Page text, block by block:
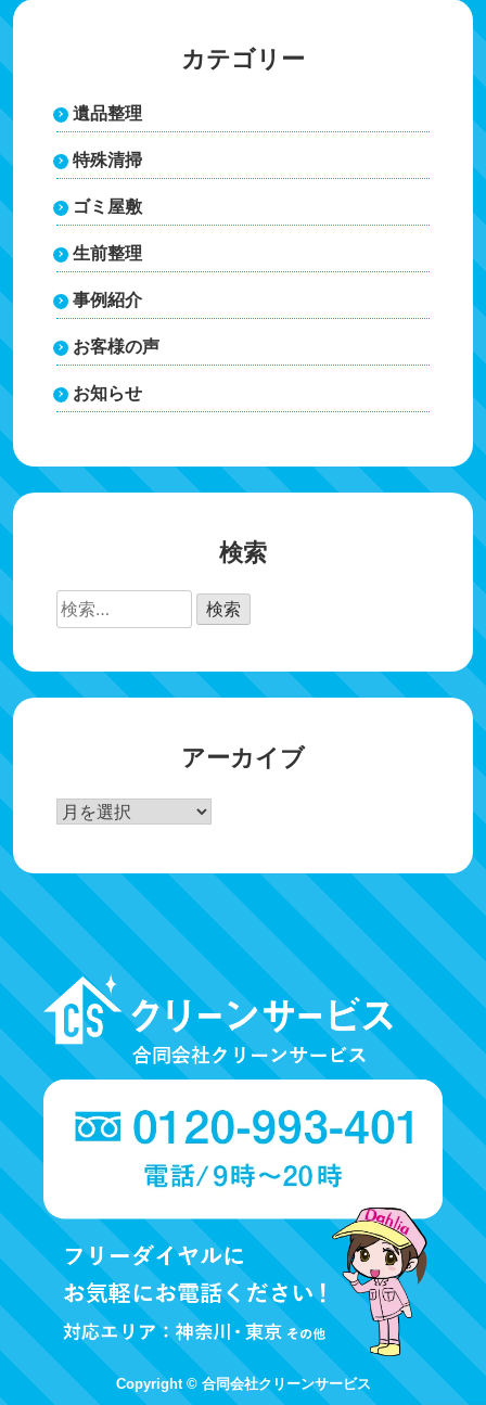
シ
ョ
カテゴリー
遺品整理
特殊清掃
ゴミ屋敷
生前整理
事例紹介
お客様の声
お知らせ
検索
検
アーカイブ
ア
イ
ブ
Copyright © 合同会社クリーンサービス